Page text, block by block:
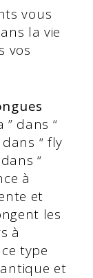
vous
la vie
vos
” dans “
dans “ fly
“
à
et
les
à
type
et